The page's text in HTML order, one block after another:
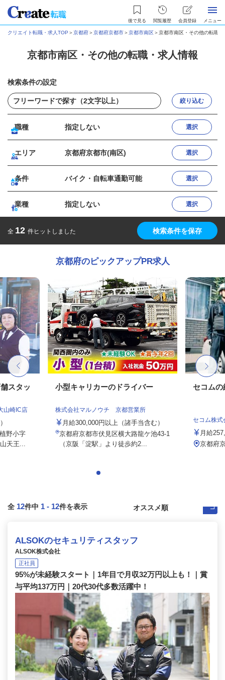
後で見る 閲覧履歴 会員登録 メニュー
クリエイト転職・求人TOP ＞京都府＞京都府京都市＞京都市南区＞京都市南区・その他の転職
京都市南区・その他の転職・求人情報
検索条件の設定
絞り込む
職種 指定しない 選択
エリア 京都府京都市(南区) 選択
条件 バイク・自転車通勤可能 選択
業種 指定しない 選択
全 12 件ヒットしました 検索条件を保存
京都府のピックアップPR求人
スタッ
山崎IC店
野小字
天王...
小型キャリカーのドライバー
株式会社マルノウチ 京都営業所
月給300,000円以上（諸手当含む）
京都府京都市伏見区横大路龍ケ池43-1
（京阪「淀駅」より徒歩約2...
セコムの
セコム株式
月給
京都府
全 12件中 1 - 12件を表示
ALSOKのセキュリティスタッフ
ALSOK株式会社
正社員
95%が未経験スタート｜1年目で月収32万円以上も！｜賞
与平均137万円｜20代30代多数活躍中！